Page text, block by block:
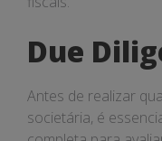
Due
Antes de realizar
societária, é